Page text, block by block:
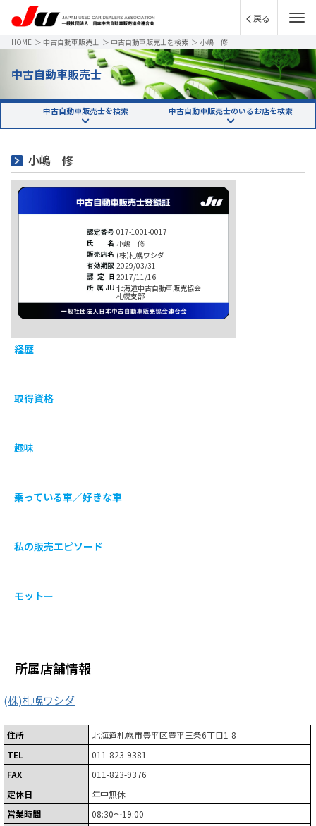
戻る
HOME ＞ 中古自動車販売士 ＞ 中古自動車販売士を検索 ＞ 小嶋 修
中古自動車販売士
中古自動車販売士を検索 中古自動車販売士のいるお店を検索
小嶋 修
017-1001-0017
小嶋 修
(株)札幌ワシダ
2029/03/31
2017/11/16
北海道中古自動車販売協会
札幌支部
経歴
取得資格
趣味
乗っている車／好きな車
私の販売エピソード
モットー
所属店舗情報
(株)札幌ワシダ
住所
北海道札幌市豊平区豊平三条6丁目1-8
TEL
011-823-9381
FAX
011-823-9376
定休日
年中無休
営業時間
08:30～19:00